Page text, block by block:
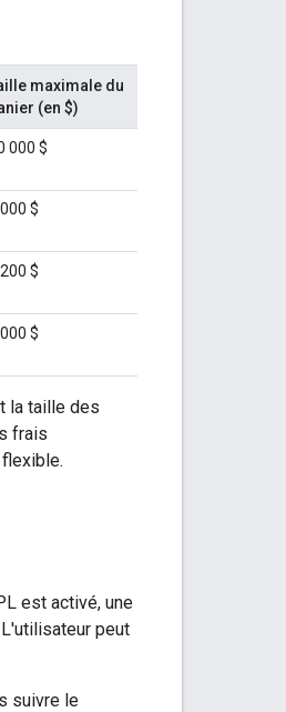
maximale du
(en $)
000 $
$
$
$
la taille des
frais
est activé, une
peut
suivre le